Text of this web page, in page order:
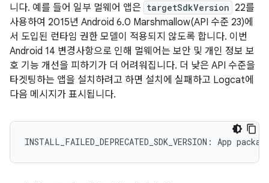
니다. 예를 들어 일부 멀웨어 앱은 targetSdkVersion 22를
사용하여 2015년 Android 6.0 Marshmallow(API 수준 23)에
서 도입된 런타임 권한 모델이 적용되지 않도록 합니다. 이번
Android 14 변경사항으로 인해 멀웨어는 보안 및 개인 정보 보
호 기능 개선을 피하기가 더 어려워집니다. 더 낮은 API 수준을
타겟팅하는 앱을 설치하려고 하면 설치에 실패하고 Logcat에
다음 메시지가 표시됩니다.